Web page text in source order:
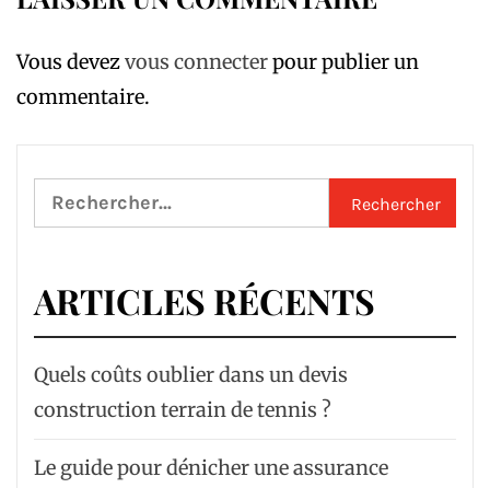
Vous devezvous connecterpour publier un
commentaire.
Rechercher :
ARTICLES RÉCENTS
Quels coûts oublier dans un devis
construction terrain de tennis ?
Le guide pour dénicher une assurance